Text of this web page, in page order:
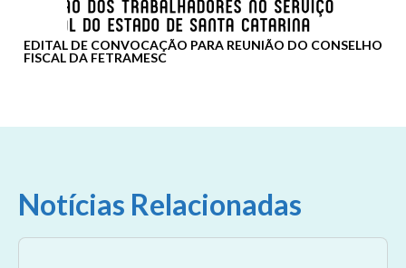
EDITAL DE CONVOCAÇÃO PARA REUNIÃO DO CONSELHO
FISCAL DA FETRAMESC
Notícias Relacionadas